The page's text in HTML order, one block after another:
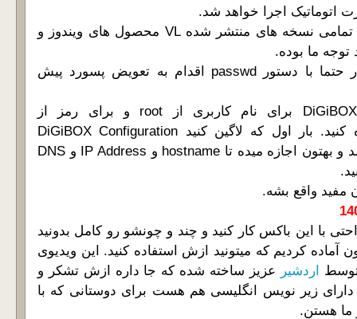
سازگاری بیشتر KMS با تمامی نسخه های منتشر شده VL محصول های ویندوز و
ما بوده.
بعد از Deploy این ابزار حتما با دستور passwd اقدام به تعویض پسورد پیش
برای login کردن به DiGiBOX برای نام کاربری از root و برای رمز از
www.digiboy.ir استفاده کنید. بار اول که لاگین کنید DiGiBOX Configuration
Manager اجرا خواهد شد و بهتون اجازه میده تا hostname و IP Address و DNS
مفید واقع بشه.
با این باکس کار کنید و چند و چونشو رو کامل بدونید
آماده کردیم که میتونید ازش استفاده کنید. این ویدیوی
اردشیر
عزیز ساخته شده که جا داره ازش تشکر و
دارای زیر نویس انگلیسی هم هست برای دوستانی که با
ما هستن.